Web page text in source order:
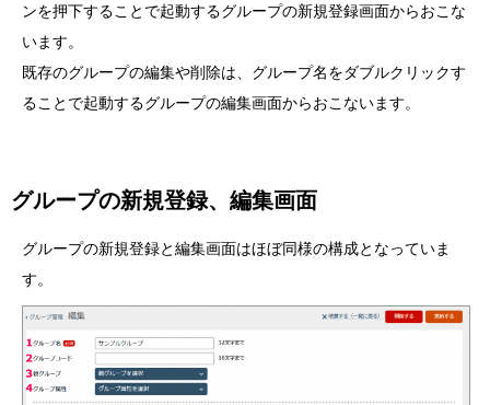
ンを押下することで起動するグループの新規登録画面からおこな
います。
既存のグループの編集や削除は、グループ名をダブルクリックす
ることで起動するグループの編集画面からおこないます。
グループの新規登録、編集画面
グループの新規登録と編集画面はほぼ同様の構成となっていま
す。